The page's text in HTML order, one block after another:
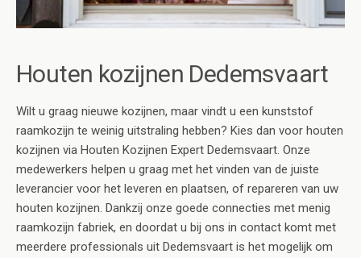
Houten kozijnen Dedemsvaart
Wilt u graag nieuwe kozijnen, maar vindt u een kunststof
raamkozijn te weinig uitstraling hebben? Kies dan voor houten
kozijnen via Houten Kozijnen Expert Dedemsvaart. Onze
medewerkers helpen u graag met het vinden van de juiste
leverancier voor het leveren en plaatsen, of repareren van uw
houten kozijnen. Dankzij onze goede connecties met menig
raamkozijn fabriek, en doordat u bij ons in contact komt met
meerdere professionals uit Dedemsvaart is het mogelijk om